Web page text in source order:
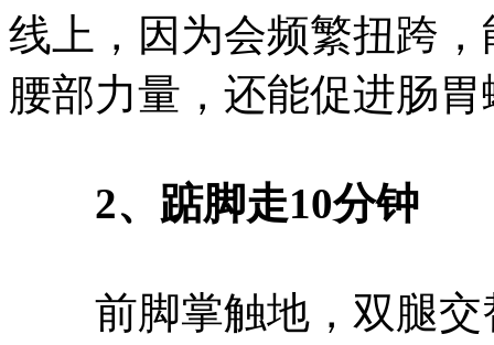
线上，因为会频繁扭跨
腰部力量，还能促进肠
2、踮脚走10分钟
前脚掌触地，双腿交